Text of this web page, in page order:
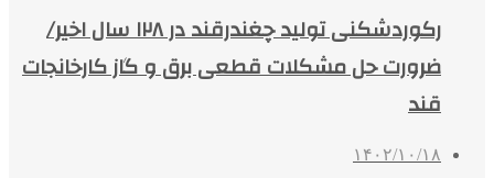
رکوردشکنی تولید چغندرقند در ۱۲۸ سال اخیر/
ضرورت حل مشکلات قطعی برق و گاز کارخانجات
قند
۱۴۰۲/۱۰/۱۸